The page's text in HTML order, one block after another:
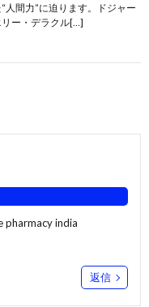
人間力”に迫ります。ドジャー
ー・デラクル[…]
pharmacy india
返信